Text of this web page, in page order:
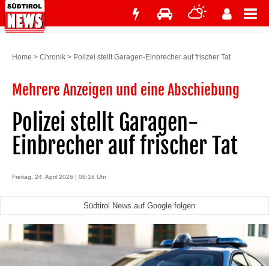
Home > Chronik > Polizei stellt Garagen-Einbrecher auf frischer Tat
Mehrere Anzeigen und eine Abschiebung
Polizei stellt Garagen-
Einbrecher auf frischer Tat
Freitag, 24. April 2026 | 08:16 Uhr
Südtirol News auf Google folgen